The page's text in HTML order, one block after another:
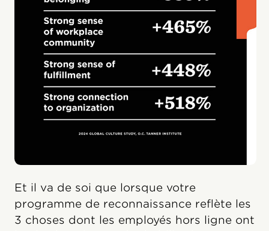
Et il va de soi que lorsque votre
programme de reconnaissance reflète les
3 choses dont les employés hors ligne ont